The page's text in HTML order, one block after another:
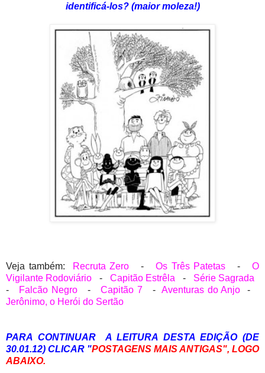
identificá-los? (maior moleza!)
Veja também: Recruta Zero -Os Três Patetas -O
Vigilante Rodoviário - Capitão Estrêla - Série Sagrada
-
Falcão Negro- Capitão 7- Aventuras do Anjo
-
Jerônimo, o Herói do Sertão
PARA CONTINUAR A LEITURA DESTA EDIÇÃO (DE
30.01.12) CLICAR "POSTAGENS MAIS ANTIGAS", LOGO
ABAIXO.